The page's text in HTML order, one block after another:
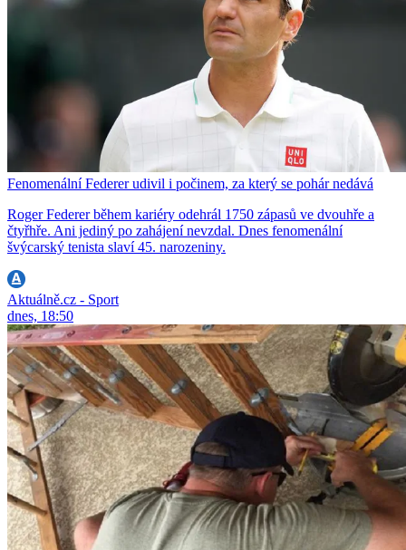
Fenomenální Federer udivil i počinem, za který se pohár nedává
Roger Federer během kariéry odehrál 1750 zápasů ve dvouhře a
čtyřhře. Ani jediný po zahájení nevzdal. Dnes fenomenální
švýcarský tenista slaví 45. narozeniny.
Aktuálně.cz - Sport
dnes, 18:50